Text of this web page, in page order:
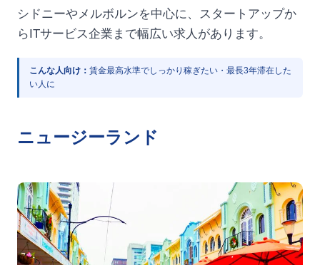
シドニーやメルボルンを中心に、スタートアップか
らITサービス企業まで幅広い求人があります。
こんな人向け： 賃金最高水準でしっかり稼ぎたい・最長3年滞在した
い人に
ニュージーランド